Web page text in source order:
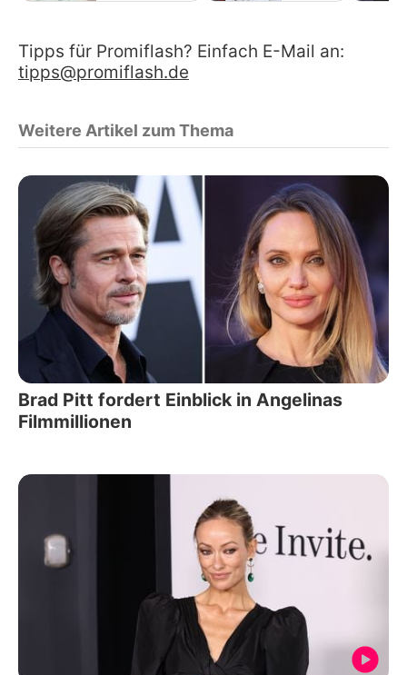
Tipps für Promiflash? Einfach E-Mail an:
tipps@promiflash.de
Weitere Artikel zum Thema
Brad Pitt fordert Einblick in Angelinas
Filmmillionen